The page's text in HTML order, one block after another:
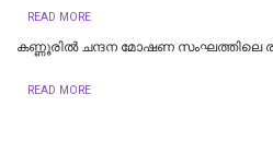
READ MORE
കണ്ണൂരില്‍ ചന്ദന മോഷണ സംഘത്തിലെ
READ MORE